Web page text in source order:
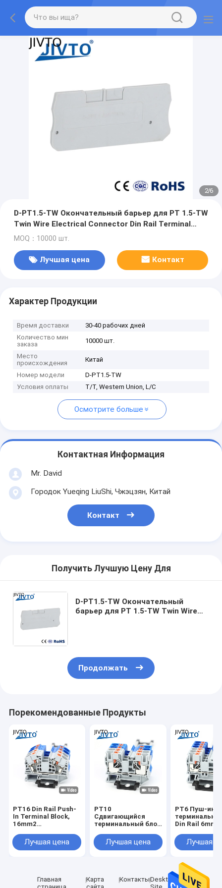
2/6
D-PT1.5-TW Окончательный барьер для PT 1.5-TW
Twin Wire Electrical Connector Din Rail Terminal
Block Accessories Конечная крышка
MOQ：10000 шт.
Лучшая цена Контакт
Характер Продукции
Время доставки
30-40 рабочих дней
Количество мин
заказа
10000 шт.
Место
происхождения
Китай
Номер модели
D-PT1.5-TW
Условия оплаты
T/T, Western Union, L/C
Осмотрите больше
Контактная Информация
Mr. David
Городок Yueqing LiuShi, Чжэцзян, Китай
Контакт
Получить Лучшую Цену Для
D-PT1.5-TW Окончательный
барьер для PT 1.5-TW Twin Wire
Продолжать
Порекомендованные Продукты
PT16 Din Rail Push-
In Terminal Block,
16mm2
кабель питания
через разъем
проволочного
соединителя
Лучшая цена
PT10
Сдвигающийся
терминальный блок
Электрический
соединитель 10
ленту PT-10
Лучшая цена
PT6 Пуш-ин
Din Rail 6mm2
пружинный
через
разъем
Лучшая
Главная
Карта
КонтактыDesktop